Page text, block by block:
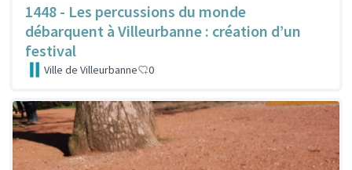
1448 - Les percussions du monde
débarquent à Villeurbanne : création d’un
festival
Ville de Villeurbanne 0